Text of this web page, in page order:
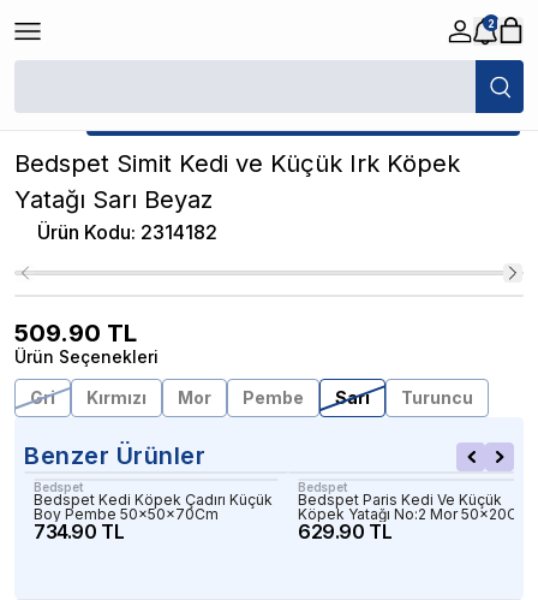
2
/ Bedspet Simit Kedi ve Küçük Irk Köpek
★ Atakan Petshop, Bedspet yetkili satıcısıdır.
Bedspet Simit Kedi ve Küçük Irk Köpek
Yatağı Sarı Beyaz
Ürün Kodu: 2314182
509.90 TL
Ürün Seçenekleri
Gri
Kırmızı Mor Pembe Sarı Turuncu
Benzer Ürünler
Bedspet
Bedspet Kedi Köpek Çadırı Küçük
Boy Pembe 50x50x70Cm
734.90 TL
Bedspet
Bedspet Paris Kedi Ve Küçük
Köpek Yatağı No:2 Mor 50x20Cm
629.90 TL